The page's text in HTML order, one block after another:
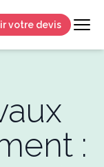
votre devis
: